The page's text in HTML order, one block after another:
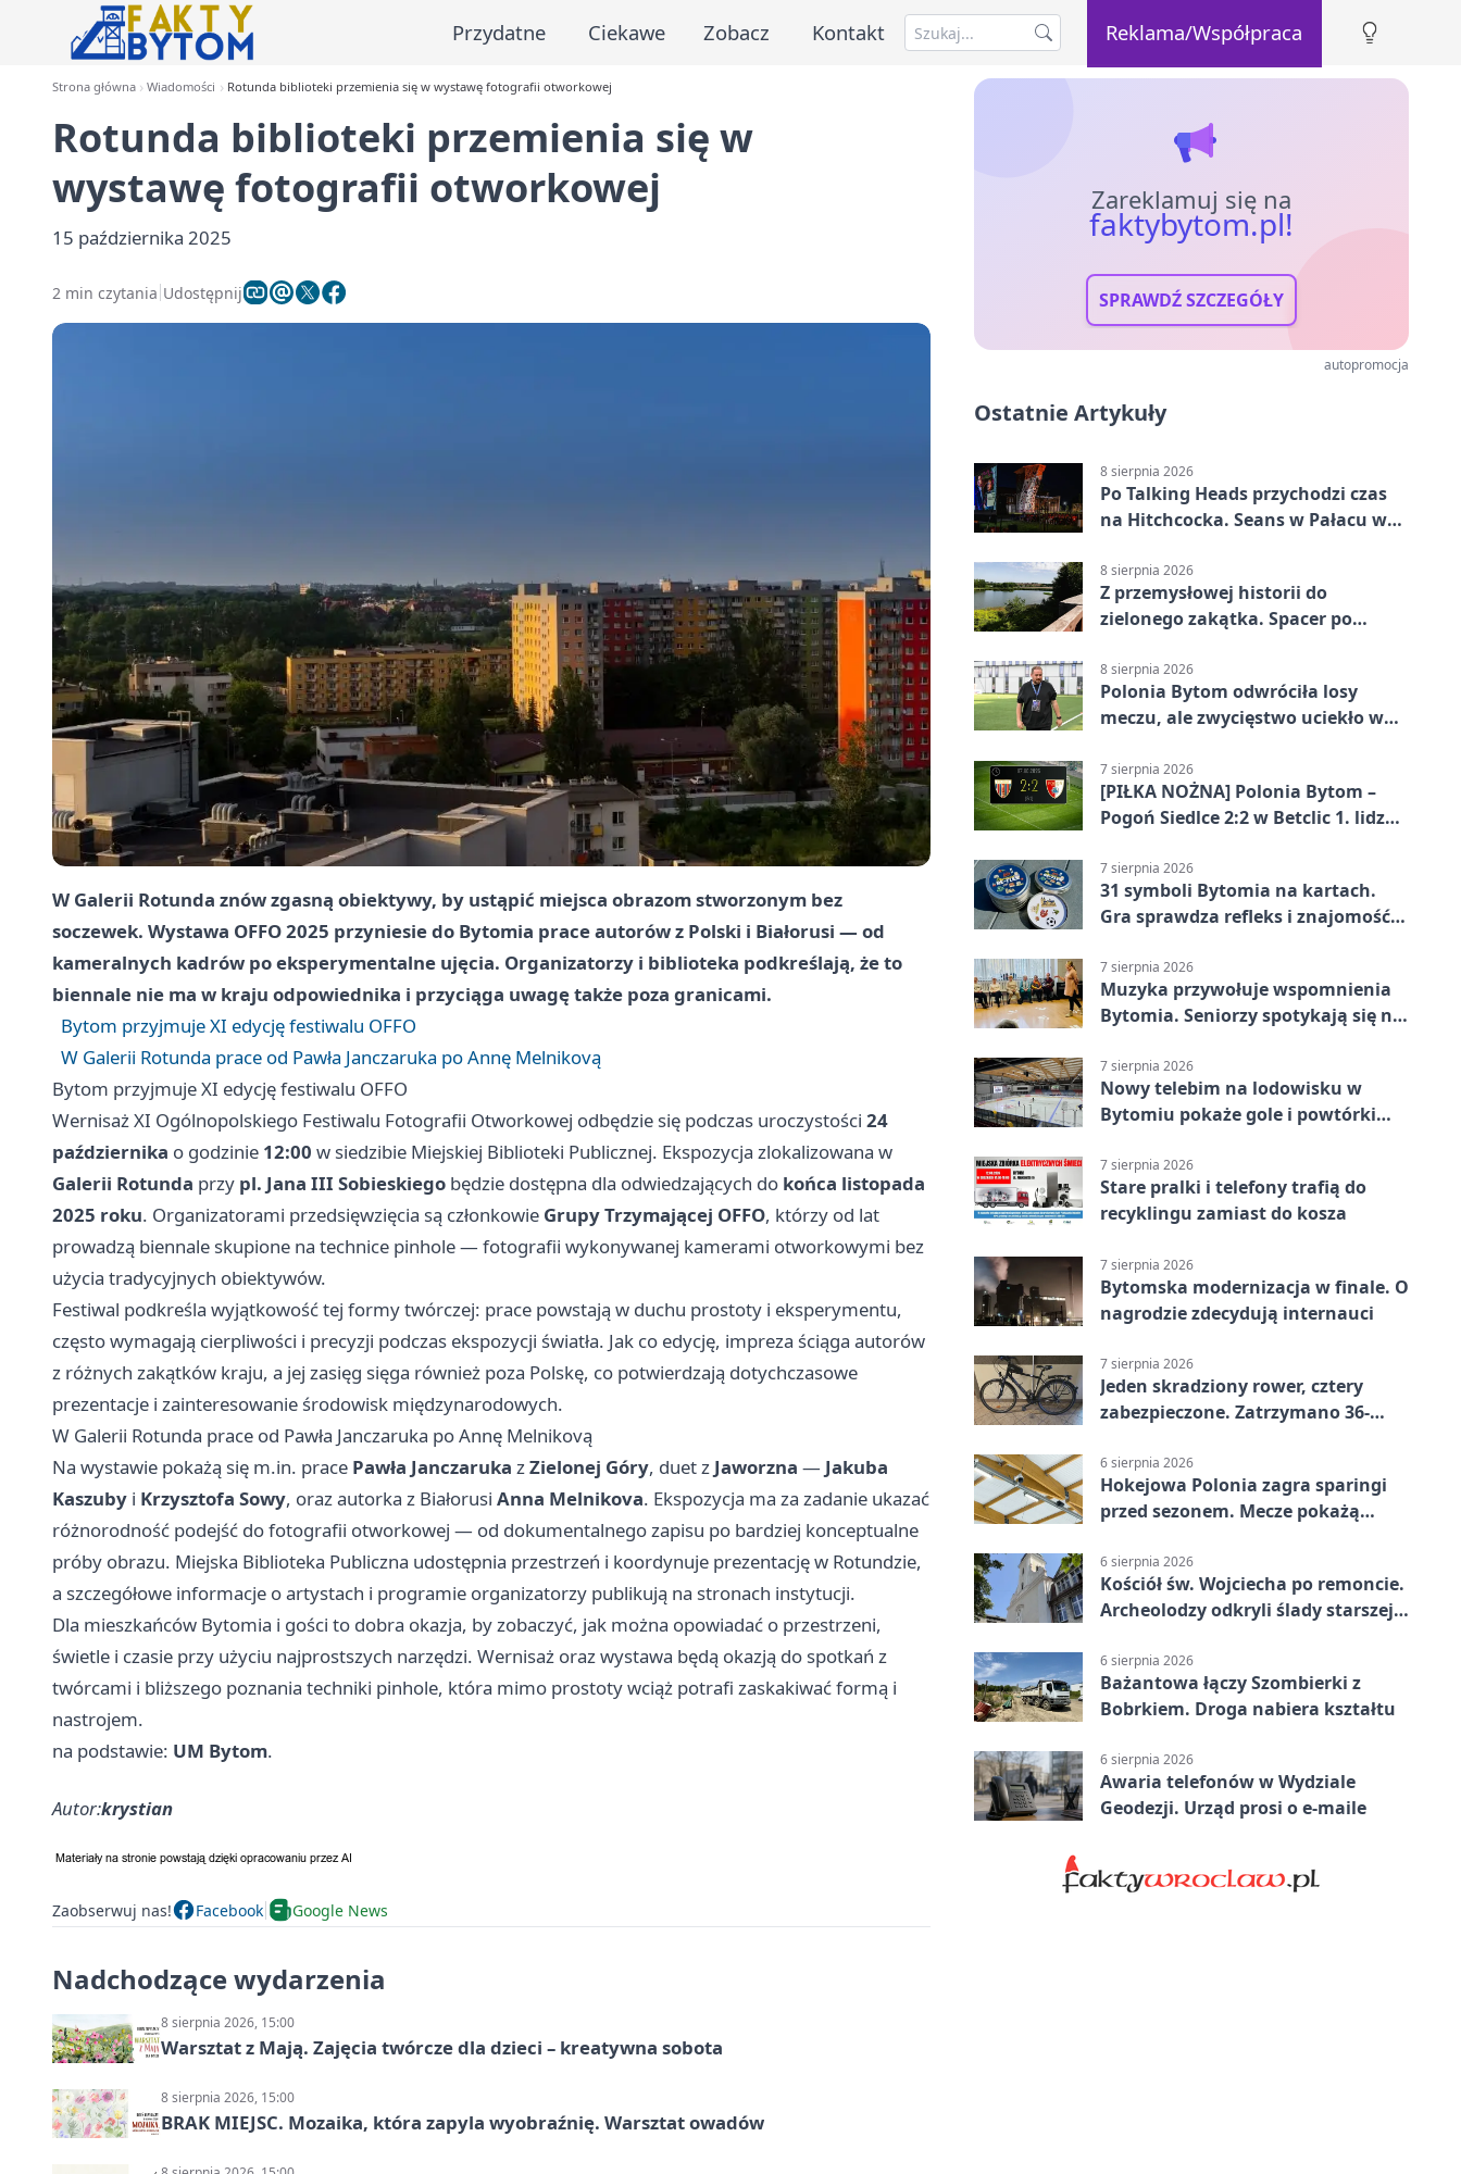
Przydatne Ciekawe Zobacz Kontakt Reklama/Współpraca
Strona główna Wiadomości Rotunda biblioteki przemienia się w wystawę fotografii otworkowej
Rotunda biblioteki przemienia się w
wystawę fotografii otworkowej
15 października 2025
2 min czytania Udostępnij
W Galerii Rotunda znów zgasną obiektywy, by ustąpić miejsca obrazom stworzonym bez
soczewek. Wystawa OFFO 2025 przyniesie do Bytomia prace autorów z Polski i Białorusi — od
kameralnych kadrów po eksperymentalne ujęcia. Organizatorzy i biblioteka podkreślają, że to
biennale nie ma w kraju odpowiednika i przyciąga uwagę także poza granicami.
Bytom przyjmuje XI edycję festiwalu OFFO
W Galerii Rotunda prace od Pawła Janczaruka po Annę Melnikovą
Bytom przyjmuje XI edycję festiwalu OFFO
Wernisaż XI Ogólnopolskiego Festiwalu Fotografii Otworkowej odbędzie się podczas uroczystości 24
października o godzinie 12:00 w siedzibie Miejskiej Biblioteki Publicznej. Ekspozycja zlokalizowana w
Galerii Rotunda przy pl. Jana III Sobieskiego będzie dostępna dla odwiedzających do końca listopada
2025 roku. Organizatorami przedsięwzięcia są członkowie Grupy Trzymającej OFFO, którzy od lat
prowadzą biennale skupione na technice pinhole — fotografii wykonywanej kamerami otworkowymi bez
użycia tradycyjnych obiektywów.
Festiwal podkreśla wyjątkowość tej formy twórczej: prace powstają w duchu prostoty i eksperymentu,
często wymagają cierpliwości i precyzji podczas ekspozycji światła. Jak co edycję, impreza ściąga autorów
z różnych zakątków kraju, a jej zasięg sięga również poza Polskę, co potwierdzają dotychczasowe
prezentacje i zainteresowanie środowisk międzynarodowych.
W Galerii Rotunda prace od Pawła Janczaruka po Annę Melnikovą
Na wystawie pokażą się m.in. prace Pawła Janczaruka zZielonej Góry, duet z Jaworzna — Jakuba
Kaszuby i Krzysztofa Sowy, oraz autorka z Białorusi Anna Melnikova. Ekspozycja ma za zadanie ukazać
różnorodność podejść do fotografii otworkowej — od dokumentalnego zapisu po bardziej konceptualne
próby obrazu. Miejska Biblioteka Publiczna udostępnia przestrzeń i koordynuje prezentację w Rotundzie,
a szczegółowe informacje o artystach i programie organizatorzy publikują na stronach instytucji.
Dla mieszkańców Bytomia i gości to dobra okazja, by zobaczyć, jak można opowiadać o przestrzeni,
świetle i czasie przy użyciu najprostszych narzędzi. Wernisaż oraz wystawa będą okazją do spotkań z
twórcami i bliższego poznania techniki pinhole, która mimo prostoty wciąż potrafi zaskakiwać formą i
nastrojem.
na podstawie: UM Bytom.
Autor:krystian
Zaobserwuj nas! Facebook Google News
Nadchodzące wydarzenia
8 sierpnia 2026, 15:00
Warsztat z Mają. Zajęcia twórcze dla dzieci – kreatywna sobota
8 sierpnia 2026, 15:00
BRAK MIEJSC. Mozaika, która zapyla wyobraźnię. Warsztat owadów
Zareklamuj się na
faktybytom.pl!
SPRAWDŹ SZCZEGÓŁY
autopromocja
Ostatnie Artykuły
8 sierpnia 2026
Po Talking Heads przychodzi czas
na Hitchcocka. Seans w Pałacu w
8 sierpnia 2026
Z przemysłowej historii do
zielonego zakątka. Spacer po
8 sierpnia 2026
Polonia Bytom odwróciła losy
meczu, ale zwycięstwo uciekło w
7 sierpnia 2026
[PIŁKA NOŻNA] Polonia Bytom –
Pogoń Siedlce 2:2 w Betclic 1. lidze.
ale stracili zwycięstwo
7 sierpnia 2026
31 symboli Bytomia na kartach.
Gra sprawdza refleks i znajomość
7 sierpnia 2026
Muzyka przywołuje wspomnienia
Bytomia. Seniorzy spotykają się na
7 sierpnia 2026
Nowy telebim na lodowisku w
Bytomiu pokaże gole i powtórki
7 sierpnia 2026
Stare pralki i telefony trafią do
recyklingu zamiast do kosza
7 sierpnia 2026
Bytomska modernizacja w finale. O
nagrodzie zdecydują internauci
7 sierpnia 2026
Jeden skradziony rower, cztery
zabezpieczone. Zatrzymano 36-
6 sierpnia 2026
Hokejowa Polonia zagra sparingi
przed sezonem. Mecze pokażą
6 sierpnia 2026
Kościół św. Wojciecha po remoncie.
Archeolodzy odkryli ślady starszej
6 sierpnia 2026
Bażantowa łączy Szombierki z
Bobrkiem. Droga nabiera kształtu
6 sierpnia 2026
Awaria telefonów w Wydziale
Geodezji. Urząd prosi o e-maile